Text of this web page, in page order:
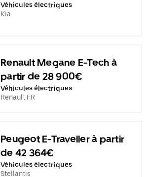
Véhicules électriques
Kia
Renault Megane E-Tech à
partir de 28 900€
Véhicules électriques
Renault FR
Peugeot E-Traveller à partir
de 42 364€
Véhicules électriques
Stellantis